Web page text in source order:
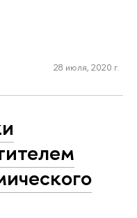
28 июля, 2020 г.